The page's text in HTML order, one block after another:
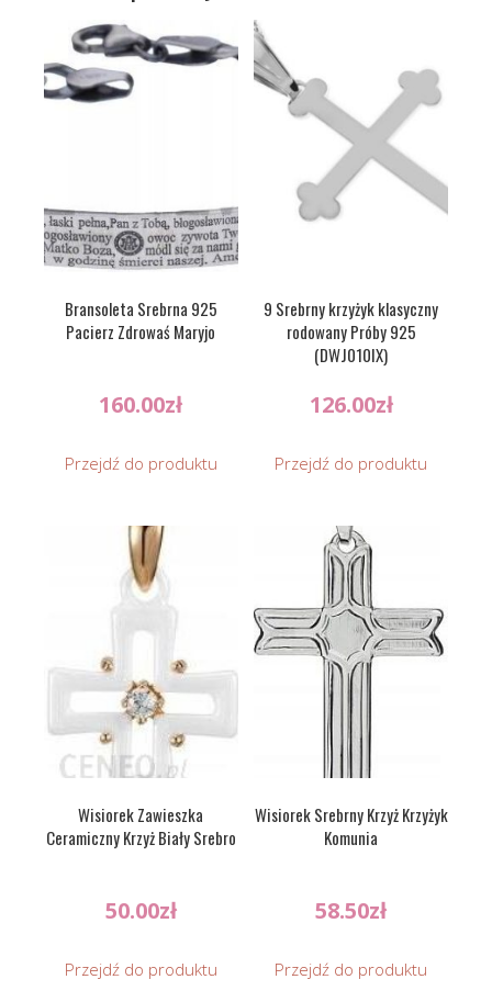
Bransoleta Srebrna 925
Pacierz Zdrowaś Maryjo
160.00zł
Przejdź do produktu
9 Srebrny krzyżyk klasyczny
rodowany Próby 925
(DWJ010IX)
126.00zł
Przejdź do produktu
Wisiorek Zawieszka
Ceramiczny Krzyż Biały Srebro
50.00zł
Przejdź do produktu
Wisiorek Srebrny Krzyż Krzyżyk
Komunia
58.50zł
Przejdź do produktu